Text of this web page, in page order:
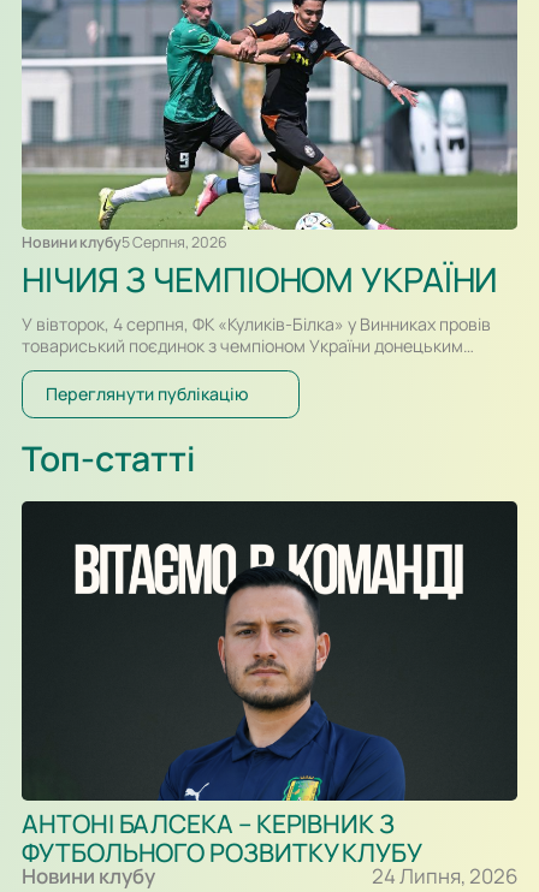
Новини клубу5 Серпня, 2026
НІЧИЯ З ЧЕМПІОНОМ УКРАЇНИ
У вівторок, 4 серпня, ФК «Куликів-Білка» у Винниках провів
товариський поєдинок з чемпіоном України донецьким
«Шахтарем». Перший тайм спарингу, який відбувався у
форматі два тайми по 30-ть хвилин, проходив за переваги
гравців «Шахтаря», які більше контролювали м’яч і частіше
Олександра Караваєва м’яч потрапив у стійку воріт…
Переглянути публікацію
Топ-статті
АНТОНІ БАЛСЕКА – КЕРІВНИК З
ФУТБОЛЬНОГО РОЗВИТКУ КЛУБУ
Новини клубу 24 Липня, 2026